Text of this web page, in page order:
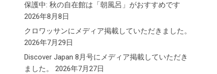
保護中: 秋の自在館は「朝風呂」がおすすめです
2026年8月8日
クロワッサンにメディア掲載していただきました。
2026年7月29日
Discover Japan 8月号にメディア掲載していただき
ました。
2026年7月27日